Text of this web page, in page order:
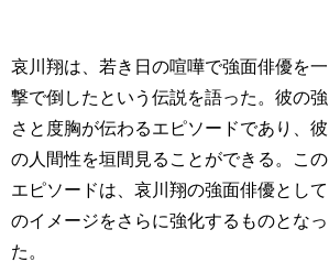
哀川翔は、若き日の喧嘩で強面俳優を一
撃で倒したという伝説を語った。彼の強
さと度胸が伝わるエピソードであり、彼
の人間性を垣間見ることができる。この
エピソードは、哀川翔の強面俳優として
のイメージをさらに強化するものとなっ
た。